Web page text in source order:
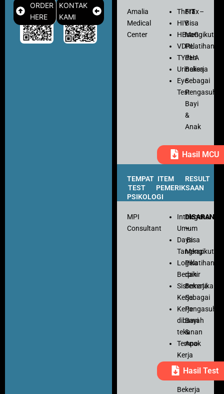
ORDER
HERE
KONTAK
KAMI
Amalia
Medical
Center
Thorax
HIV
HBsaG
VDRL
TYPHA
Urinalisa
Eye
Test
FIT–
Bisa
Mengikuti
Pelatihan
dan
Bekerja
Sebagai
Pengasuh
Bayi
&
Anak
Hasil MCU
TEMPAT
TEST
PSIKOLOGI
ITEM
PEMERIKSAAN
RESULT
MPI
Consultant
Intelegensi
Umum
Daya
Tangkap
Logika
Berpikir
Sistematika
Kerja
Kerja
dibawah
tekanan
Tempo
Kerja
Ketelitian
Motivasi
Bekerja
–
Bisa
Mengikuti
Pelatihan
dan
Bekerja
Sebagai
Pengasuh
Bayi
&
Anak
Hasil Test